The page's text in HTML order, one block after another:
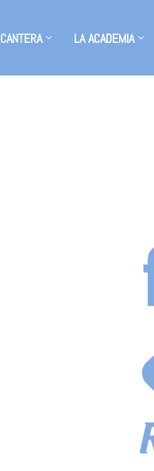
CANTERA LA ACADEMIA